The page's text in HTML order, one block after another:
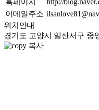
홈페이지
http://
이메일주소
위치안내
경기도 고양시 일산서구 중
복사